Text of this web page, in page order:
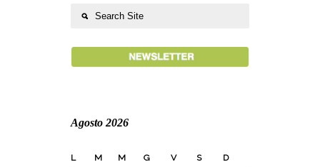
Agosto 2026
L M M G V S D